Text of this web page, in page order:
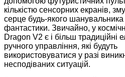
кількістю сенсорних екранів,
серце будь-якого шанувальника
фантастики. Звичайно, у
Dragon V2 є і більш традиційні
ручного управління, які будуть
використовуватися у разі
несподіваних ситуацій.